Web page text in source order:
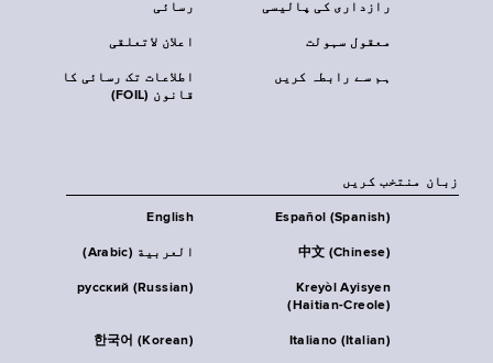
رسائی رازداری کی پالیسی
اعلان لاتعلقی معقول سہولت
اطلاعات تک رسائی کا
قانون (FOIL)
ہم سے رابطہ کریں
زبان منتخب کریں
English Español (Spanish)
العربية (Arabic) 中文 (Chinese)
русский (Russian)
Kreyòl Ayisyen
(Haitian-Creole)
한국어 (Korean) Italiano (Italian)